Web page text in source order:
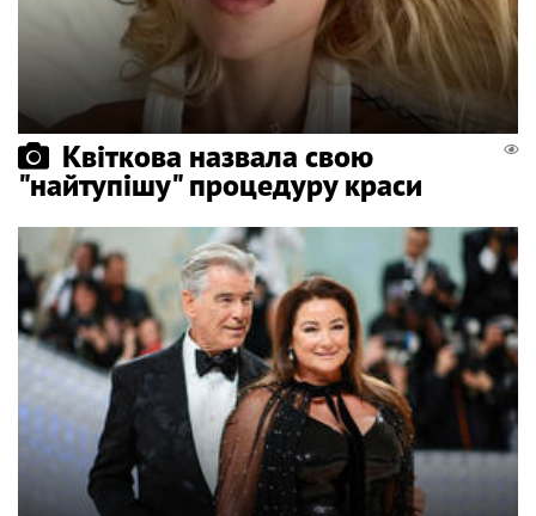
Квіткова назвала свою
"найтупішу" процедуру краси